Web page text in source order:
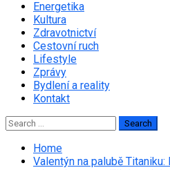
Energetika
Kultura
Zdravotnictví
Cestovní ruch
Lifestyle
Zprávy
Bydlení a reality
Kontakt
Search
for:
Home
Valentýn na palubě Titaniku: